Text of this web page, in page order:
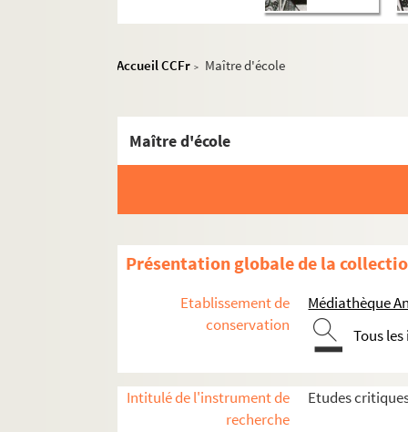
Accueil CCFr > Maître d'école
Maître d'école
Présentation globale de la
Etablissement de
conservation
Médiathèque
Tous
Intitulé de l'instrument de
recherche
Etudes
MS 1384-1412. Etudes critiques de Rodolphe
MS 1413. Articles critiques sur les
MS 1414. Critiques sur mes travaux -